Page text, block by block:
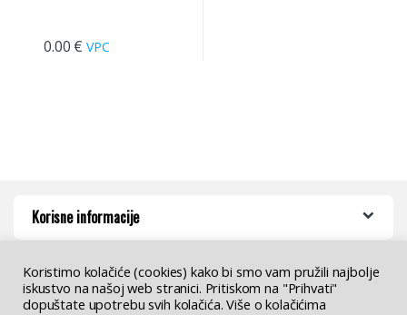
0.00 € VPC
Korisne informacije
Koristimo kolačiće (cookies) kako bi smo vam pružili najbolje
iskustvo na našoj web stranici. Pritiskom na "Prihvati"
dopuštate upotrebu svih kolačića. Više o kolačićima